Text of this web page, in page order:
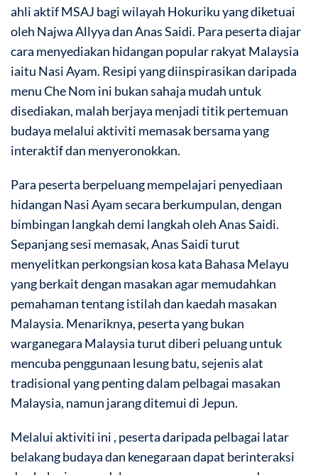
ahli aktif MSAJ bagi wilayah Hokuriku yang diketuai
oleh Najwa Allyya dan Anas Saidi. Para peserta diajar
cara menyediakan hidangan popular rakyat Malaysia
iaitu Nasi Ayam. Resipi yang diinspirasikan daripada
menu Che Nom ini bukan sahaja mudah untuk
disediakan, malah berjaya menjadi titik pertemuan
budaya melalui aktiviti memasak bersama yang
interaktif dan menyeronokkan.
Para peserta berpeluang mempelajari penyediaan
hidangan Nasi Ayam secara berkumpulan, dengan
bimbingan langkah demi langkah oleh Anas Saidi.
Sepanjang sesi memasak, Anas Saidi turut
menyelitkan perkongsian kosa kata Bahasa Melayu
yang berkait dengan masakan agar memudahkan
pemahaman tentang istilah dan kaedah masakan
Malaysia. Menariknya, peserta yang bukan
warganegara Malaysia turut diberi peluang untuk
mencuba penggunaan lesung batu, sejenis alat
tradisional yang penting dalam pelbagai masakan
Malaysia, namun jarang ditemui di Jepun.
Melalui aktiviti ini , peserta daripada pelbagai latar
belakang budaya dan kenegaraan dapat berinteraksi